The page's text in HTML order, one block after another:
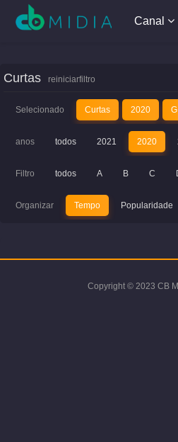
Canal
Curtas reiniciarfiltro
Selecionado Curtas 2020 G
anos todos 2021 2020
Filtro todos A B C
Organizar Tempo Popularidade
Copyright © 2023 CB